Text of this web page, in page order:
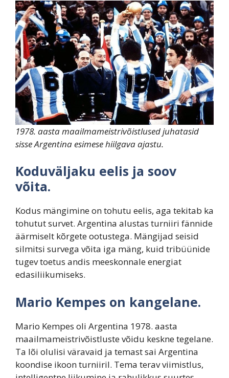
1978. aasta maailmameistrivõistlused juhatasid
sisse Argentina esimese hiilgava ajastu.
Koduväljaku eelis ja soov
võita.
Kodus mängimine on tohutu eelis, aga tekitab ka
tohutut survet. Argentina alustas turniiri fännide
äärmiselt kõrgete ootustega. Mängijad seisid
silmitsi survega võita iga mäng, kuid tribüünide
tugev toetus andis meeskonnale energiat
edasiliikumiseks.
Mario Kempes on kangelane.
Mario Kempes oli Argentina 1978. aasta
maailmameistrivõistluste võidu keskne tegelane.
Ta lõi olulisi väravaid ja temast sai Argentina
koondise ikoon turniiril. Tema terav viimistlus,